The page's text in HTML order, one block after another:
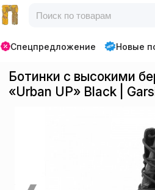
Спецпредложение Новые
Ботинки с высокими
«Urban UP» Black |